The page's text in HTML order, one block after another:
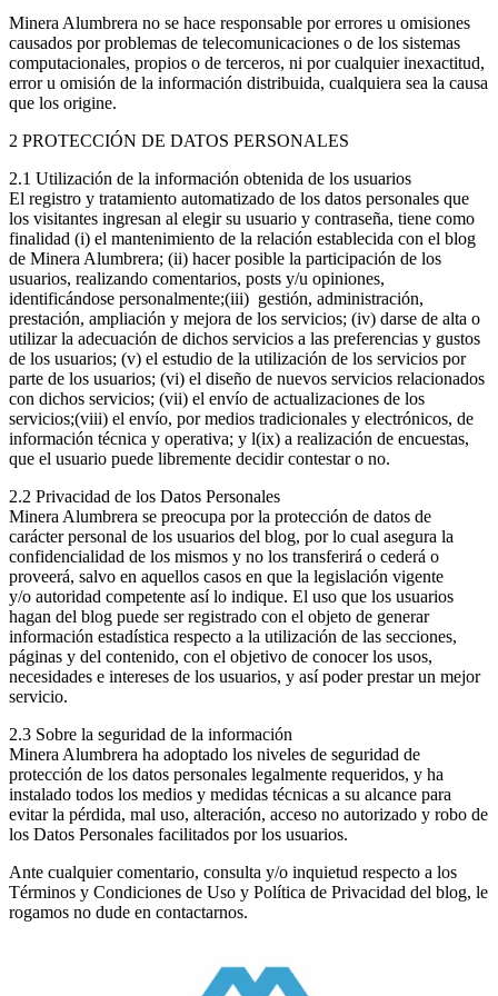
Minera Alumbrera no se hace responsable por errores u omisiones
causados por problemas de telecomunicaciones o de los sistemas
computacionales, propios o de terceros, ni por cualquier inexactitud,
error u omisión de la información distribuida, cualquiera sea la causa
que los origine.
2 PROTECCIÓN DE DATOS PERSONALES
2.1 Utilización de la información obtenida de los usuarios
El registro y tratamiento automatizado de los datos personales que
los visitantes ingresan al elegir su usuario y contraseña, tiene como
finalidad (i) el mantenimiento de la relación establecida con el blog
de Minera Alumbrera; (ii) hacer posible la participación de los
usuarios, realizando comentarios, posts y/u opiniones,
identificándose personalmente;(iii) gestión, administración,
prestación, ampliación y mejora de los servicios; (iv) darse de alta o
utilizar la adecuación de dichos servicios a las preferencias y gustos
de los usuarios; (v) el estudio de la utilización de los servicios por
parte de los usuarios; (vi) el diseño de nuevos servicios relacionados
con dichos servicios; (vii) el envío de actualizaciones de los
servicios;(viii) el envío, por medios tradicionales y electrónicos, de
información técnica y operativa; y l(ix) a realización de encuestas,
que el usuario puede libremente decidir contestar o no.
2.2 Privacidad de los Datos Personales
Minera Alumbrera se preocupa por la protección de datos de
carácter personal de los usuarios del blog, por lo cual asegura la
confidencialidad de los mismos y no los transferirá o cederá o
proveerá, salvo en aquellos casos en que la legislación vigente
y/o autoridad competente así lo indique. El uso que los usuarios
hagan del blog puede ser registrado con el objeto de generar
información estadística respecto a la utilización de las secciones,
páginas y del contenido, con el objetivo de conocer los usos,
necesidades e intereses de los usuarios, y así poder prestar un mejor
servicio.
2.3 Sobre la seguridad de la información
Minera Alumbrera ha adoptado los niveles de seguridad de
protección de los datos personales legalmente requeridos, y ha
instalado todos los medios y medidas técnicas a su alcance para
evitar la pérdida, mal uso, alteración, acceso no autorizado y robo de
los Datos Personales facilitados por los usuarios.
Ante cualquier comentario, consulta y/o inquietud respecto a los
Términos y Condiciones de Uso y Política de Privacidad del blog, le
rogamos no dude en contactarnos.